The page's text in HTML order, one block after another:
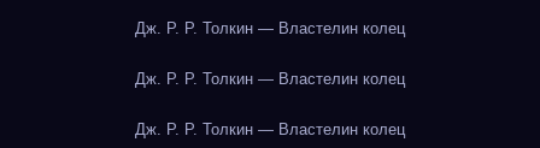
Дж. Р. Р. Толкин — Властелин колец
Дж. Р. Р. Толкин — Властелин колец
Дж. Р. Р. Толкин — Властелин колец